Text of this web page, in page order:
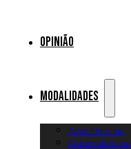
Opinião
Modalidades
Artes Marciais
Automobilismo